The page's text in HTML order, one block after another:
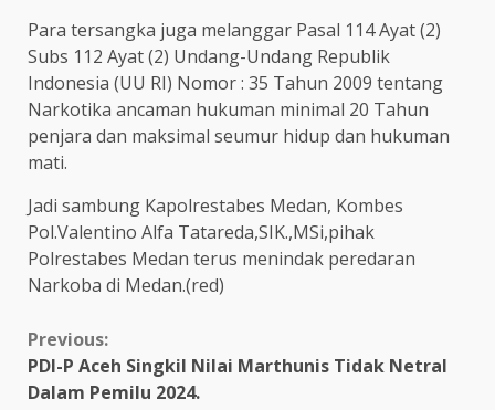
Para tersangka juga melanggar Pasal 114 Ayat (2)
Subs 112 Ayat (2) Undang-Undang Republik
Indonesia (UU RI) Nomor : 35 Tahun 2009 tentang
Narkotika ancaman hukuman minimal 20 Tahun
penjara dan maksimal seumur hidup dan hukuman
mati.
Jadi sambung Kapolrestabes Medan, Kombes
Pol.Valentino Alfa Tatareda,SIK.,MSi,pihak
Polrestabes Medan terus menindak peredaran
Narkoba di Medan.(red)
Continue
Reading
Previous:
PDI-P Aceh Singkil Nilai Marthunis Tidak Netral
Dalam Pemilu 2024.